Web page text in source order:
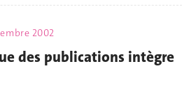
2002
des publications intègre